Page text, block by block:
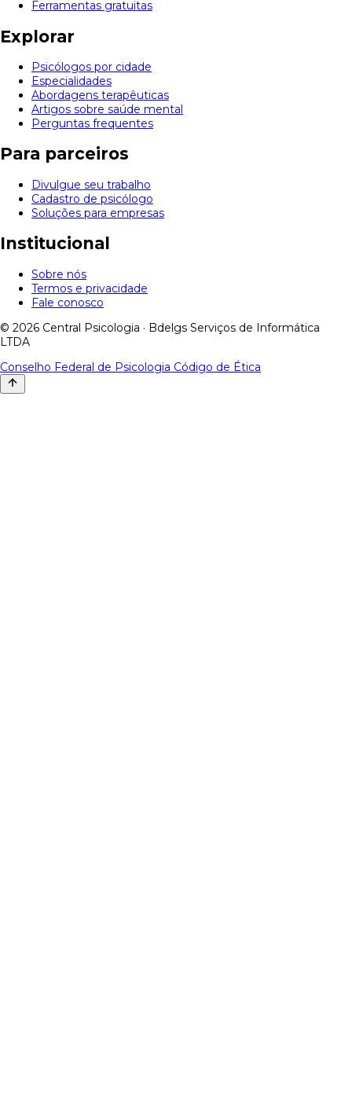
Ferramentas gratuitas
Explorar
Psicólogos por cidade
Especialidades
Abordagens terapêuticas
Artigos sobre saúde mental
Perguntas frequentes
Para parceiros
Divulgue seu trabalho
Cadastro de psicólogo
Soluções para empresas
Institucional
Sobre nós
Termos e privacidade
Fale conosco
© 2026 Central Psicologia · Bdelgs Serviços de Informática
LTDA
Conselho Federal de Psicologia Código de Ética